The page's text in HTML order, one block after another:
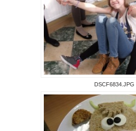
DSCF6834.JPG